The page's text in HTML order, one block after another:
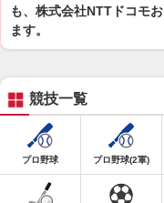
も、株式会社NTTドコモ
ます。
競技一覧
プロ野球 プロ野球(2軍)